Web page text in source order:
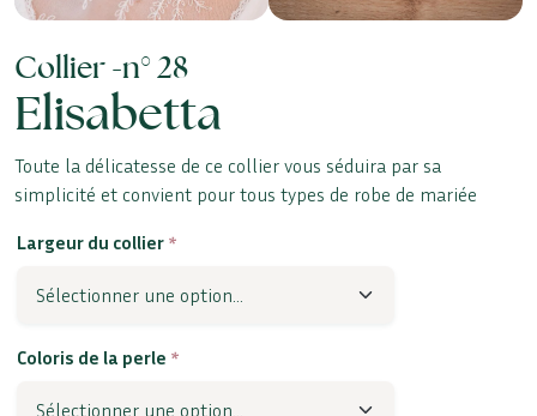
Collier -n° 28
Elisabetta
Toute la délicatesse de ce collier vous séduira par sa
simplicité et convient pour tous types de robe de mariée
Largeur du collier *
Coloris de la perle *